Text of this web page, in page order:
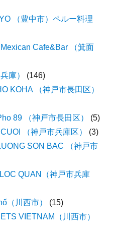
（豊中市）ペルー料理
Cafe&Bar （箕面
庫）
(146)
KOHA （神戸市長田区）
89 （神戸市長田区）
(5)
（神戸市兵庫区）
(3)
SON BAC （神戸市
QUAN（神戸市兵庫
（川西市）
(15)
VIETNAM（川西市）